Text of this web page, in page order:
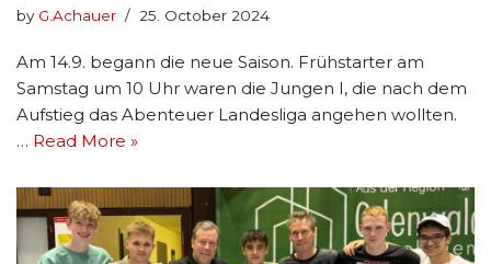
by G.Achauer 25. October 2024
Am 14.9. begann die neue Saison. Frühstarter am
Samstag um 10 Uhr waren die Jungen I, die nach dem
Aufstieg das Abenteuer Landesliga angehen wollten.
… Read More »